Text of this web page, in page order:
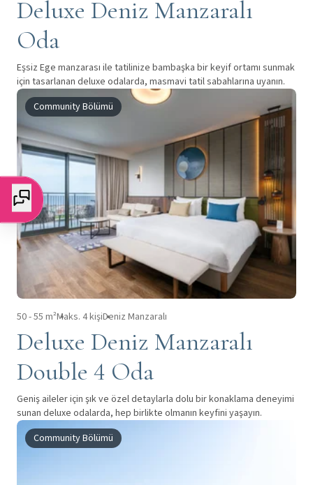
Deluxe Deniz Manzaralı
Oda
Eşsiz Ege manzarası ile tatilinize bambaşka bir keyif ortamı sunmak
için tasarlanan deluxe odalarda, masmavi tatil sabahlarına uyanın.
Community Bölümü
50 - 55 m²Maks. 4 kişiDeniz Manzaralı
Deluxe Deniz Manzaralı
Double 4 Oda
Geniş aileler için şık ve özel detaylarla dolu bir konaklama deneyimi
sunan deluxe odalarda, hep birlikte olmanın keyfini yaşayın.
Community Bölümü